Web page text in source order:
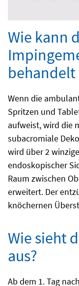
Wie kann
behandelt
Wenn die
Spritzen und
aufweist, wird die
subacromiale
wird über 2
endoskopischer
Raum zwischen
erweitert. Der
knöchernen
Wie sieht
aus?
Ab dem 1. Tag